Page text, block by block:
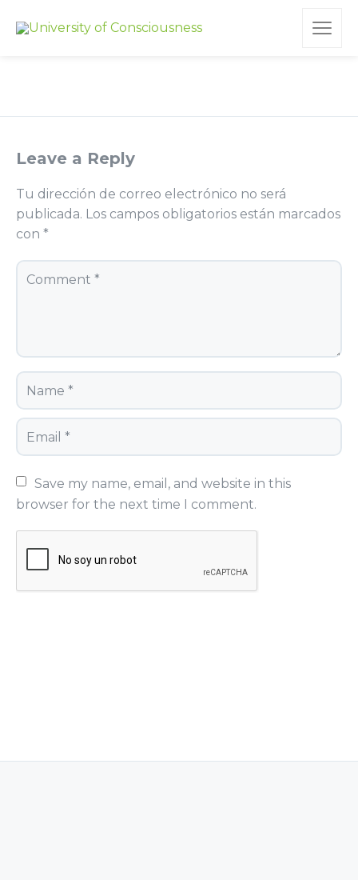
Leave a Reply
Tu dirección de correo electrónico no será
publicada. Los campos obligatorios están marcados
con *
Save my name, email, and website in this
browser for the next time I comment.